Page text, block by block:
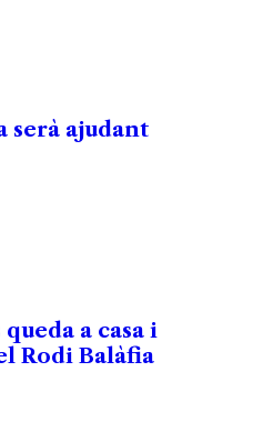
serà ajudant
a casa i
Rodi Balàfia